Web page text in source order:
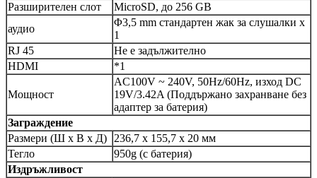
Разширителен слот
MicroSD, до 256 GB
аудио
Φ3,5 mm стандартен жак за слушалки x
1
RJ 45
Не е задължително
HDMI
*1
Мощност
AC100V ~ 240V, 50Hz/60Hz, изход DC
19V/3.42A (Поддържано захранване без
адаптер за батерия)
Заграждение
Размери (Ш x В x Д)
236,7 x 155,7 x 20 мм
Тегло
950g (с батерия)
Издръжливост